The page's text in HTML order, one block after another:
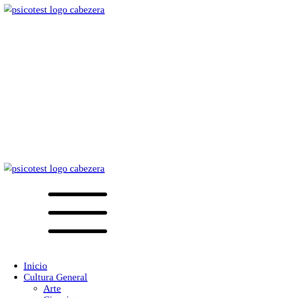
Inicio
Cultura General
Arte